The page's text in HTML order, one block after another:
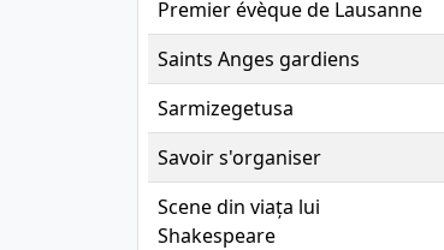
Premier évèque de Lausanne
Saints Anges gardiens
Sarmizegetusa
Savoir s'organiser
Scene din viața lui
Shakespeare